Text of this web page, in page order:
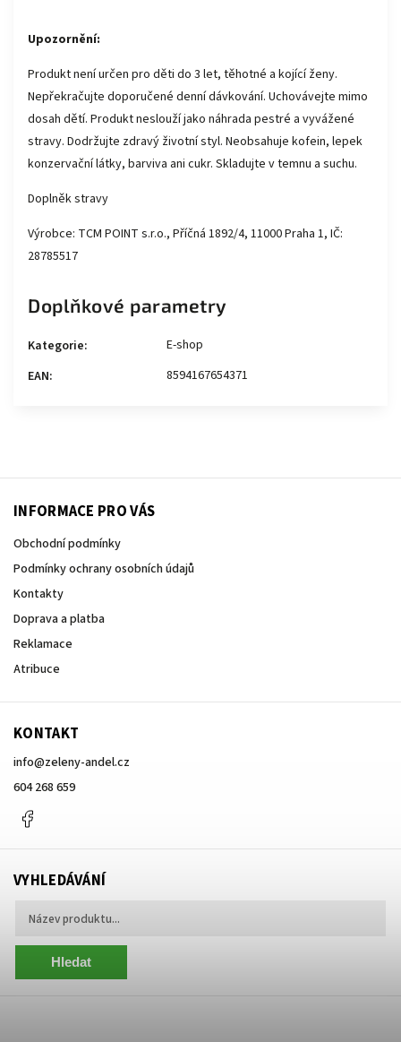
Upozornění:
Produkt není určen pro děti do 3 let, těhotné a kojící ženy.
Nepřekračujte doporučené denní dávkování. Uchovávejte mimo
dosah dětí. Produkt neslouží jako náhrada pestré a vyvážené
stravy. Dodržujte zdravý životní styl. Neobsahuje kofein, lepek
konzervační látky, barviva ani cukr. Skladujte v temnu a suchu.
Doplněk stravy
Výrobce: TCM POINT s.r.o., Příčná 1892/4, 11000 Praha 1, IČ:
28785517
Doplňkové parametry
Kategorie:
E-shop
EAN: 8594167654371
INFORMACE PRO VÁS
Obchodní podmínky
Podmínky ochrany osobních údajů
Kontakty
Doprava a platba
Reklamace
Atribuce
KONTAKT
info@zeleny-andel.cz
604 268 659
VYHLEDÁVÁNÍ
Hledat